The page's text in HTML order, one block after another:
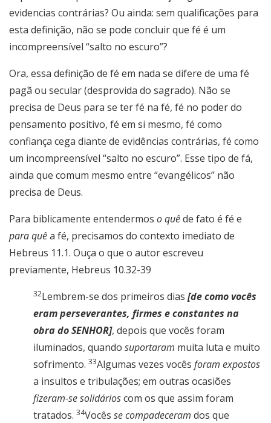
evidencias contrárias? Ou ainda: sem qualificações para
esta definição, não se pode concluir que fé é um
incompreensível “salto no escuro”?
Ora, essa definição de fé em nada se difere de uma fé
pagã ou secular (desprovida do sagrado). Não se
precisa de Deus para se ter fé na fé, fé no poder do
pensamento positivo, fé em si mesmo, fé como
confiança cega diante de evidências contrárias, fé como
um incompreensível “salto no escuro”. Esse tipo de fá,
ainda que comum mesmo entre “evangélicos” não
precisa de Deus.
Para biblicamente entendermos o quêde fato é fé e
para quêa fé, precisamos do contexto imediato de
Hebreus 11.1. Ouça o que o autor escreveu
previamente, Hebreus 10.32-39
32Lembrem-se dos primeiros dias [de como vocês
eram perseverantes, firmes e constantes na
obra do SENHOR], depois que vocês foram
iluminados, quando suportaram muita luta e muito
sofrimento. 33Algumas vezes vocês foram expostos
a insultos e tribulações; em outras ocasiões
fizeram-se solidárioscom os que assim foram
tratados. 34Vocês se compadeceram dos que